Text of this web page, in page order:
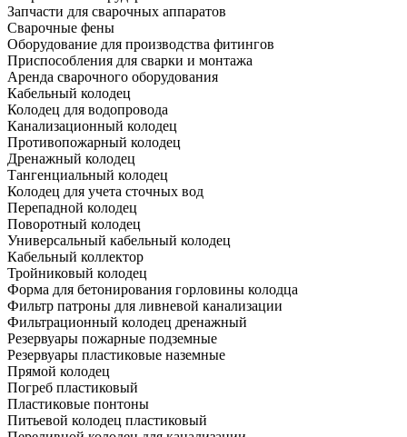
Запчасти для сварочных аппаратов
Сварочные фены
Оборудование для производства фитингов
Приспособления для сварки и монтажа
Аренда сварочного оборудования
Кабельный колодец
Колодец для водопровода
Канализационный колодец
Противопожарный колодец
Дренажный колодец
Тангенциальный колодец
Колодец для учета сточных вод
Перепадной колодец
Поворотный колодец
Универсальный кабельный колодец
Кабельный коллектор
Тройниковый колодец
Форма для бетонирования горловины колодца
Фильтр патроны для ливневой канализации
Фильтрационный колодец дренажный
Резервуары пожарные подземные
Резервуары пластиковые наземные
Прямой колодец
Погреб пластиковый
Пластиковые понтоны
Питьевой колодец пластиковый